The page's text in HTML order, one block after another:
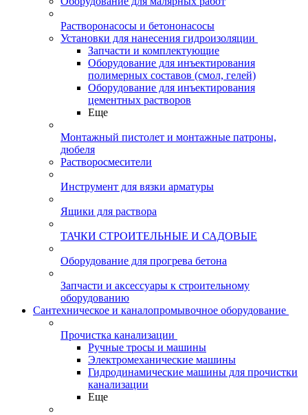
Растворонасосы и бетононасосы
Установки для нанесения гидроизоляции
Запчасти и комплектующие
Оборудование для инъектирования
полимерных составов (смол, гелей)
Оборудование для инъектирования
цементных растворов
Еще
Монтажный пистолет и монтажные патроны,
дюбеля
Растворосмесители
Инструмент для вязки арматуры
Ящики для раствора
ТАЧКИ СТРОИТЕЛЬНЫЕ И САДОВЫЕ
Оборудование для прогрева бетона
Запчасти и аксессуары к строительному
оборудованию
Сантехническое и каналопромывочное оборудование
Прочистка канализации
Ручные тросы и машины
Электромеханические машины
Гидродинамические машины для прочистки
канализации
Еще